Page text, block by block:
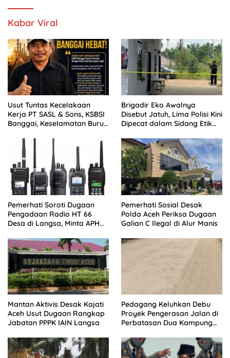
Kabar Viral
Usut Tuntas Kecelakaan
Kerja PT SASL & Sons, KSBSI
Banggai, Keselamatan Buruh
Brigadir Eko Awalnya
Disebut Jatuh, Lima Polisi Kini
Dipecat dalam Sidang Etik
Pemerhati Soroti Dugaan
Pengadaan Radio HT 66
Desa di Langsa, Minta APH
Pemerhati Sosial Desak
Polda Aceh Periksa Dugaan
Galian C Ilegal di Alur Manis
Mantan Aktivis Desak Kajati
Aceh Usut Dugaan Rangkap
Jabatan PPPK IAIN Langsa
Pedagang Keluhkan Debu
Proyek Pengerasan Jalan di
Perbatasan Dua Kampung